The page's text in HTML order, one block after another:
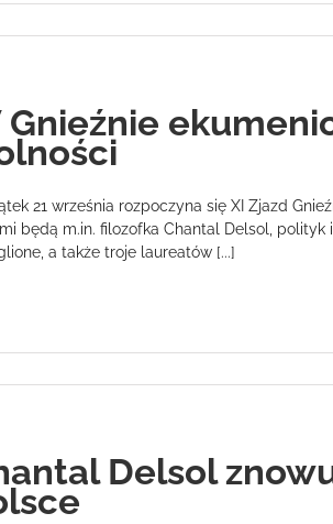
Gnieźnie
21 września rozpoczyna się XI Zjazd
będą m.in. filozofka Chantal Delsol, polityk
a także troje laureatów [...]
Delsol